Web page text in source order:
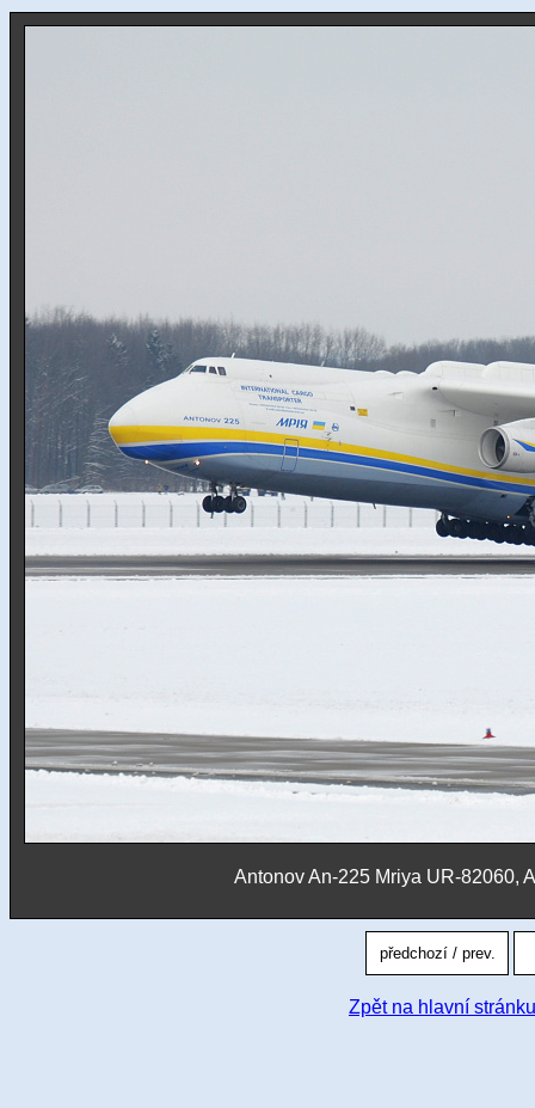
Antonov An-225 Mriya UR-82060,
Zpět na hlavní